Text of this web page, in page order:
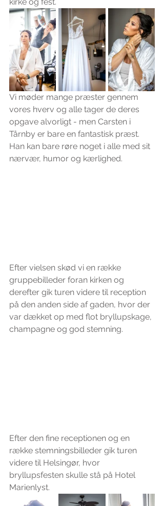
Vi møder mange præster gennem
vores hverv og alle tager de deres
opgave alvorligt - men Carsten i
Tårnby er bare en fantastisk præst.
Han kan bare røre noget i alle med sit
nærvær, humor og kærlighed.
Efter vielsen skød vi en række
gruppebilleder foran kirken og
derefter gik turen videre til reception
på den anden side af gaden, hvor der
var dækket op med flot bryllupskage,
champagne og god stemning.
Efter den fine receptionen og en
række stemningsbilleder gik turen
videre til Helsingør, hvor
bryllupsfesten skulle stå på Hotel
Marienlyst.